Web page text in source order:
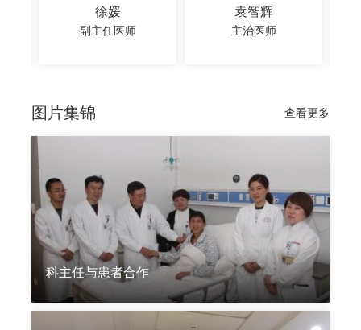
徐媛
副主任医师
袁智辉
主治医师
图片集锦 查看更多
科主任与患者合作